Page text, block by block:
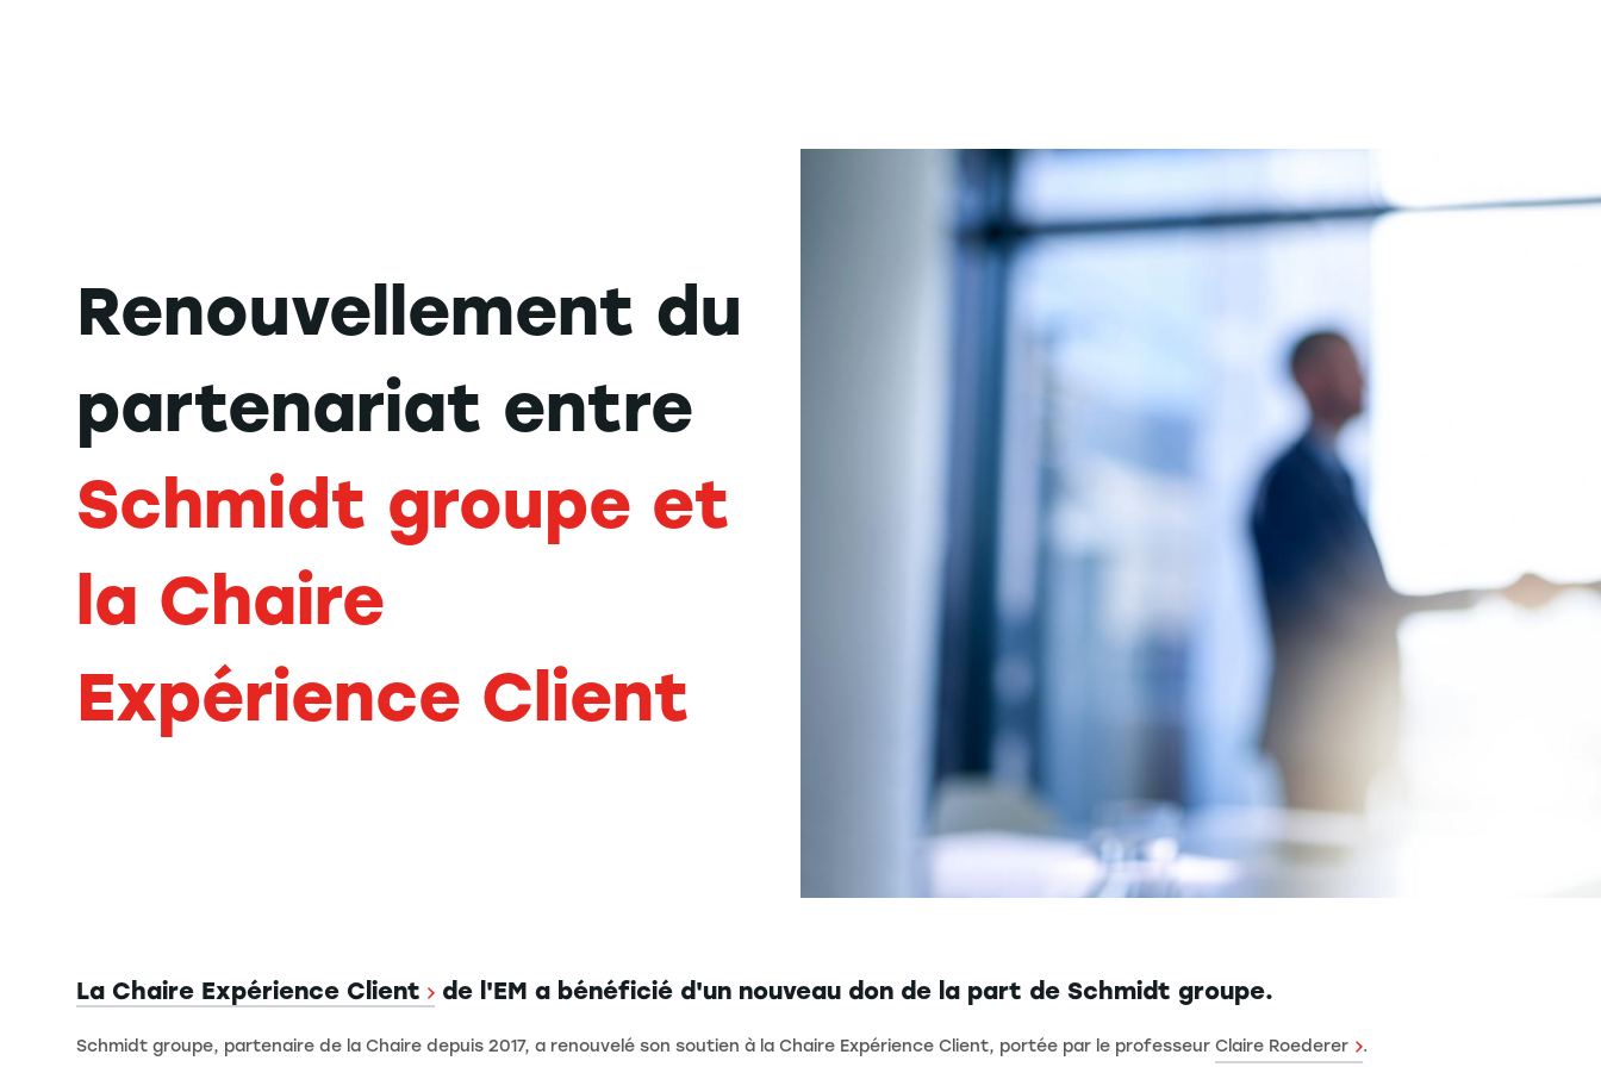
Renouvellement du
partenariat entre
Schmidt groupe et
la Chaire
Expérience Client
La Chaire Expérience Client de l'EM a bénéficié d'un nouveau don de la part de Schmidt groupe.
Schmidt groupe, partenaire de la Chaire depuis 2017, a renouvelé son soutien à la Chaire Expérience Client, portée par le professeur Claire Roederer .